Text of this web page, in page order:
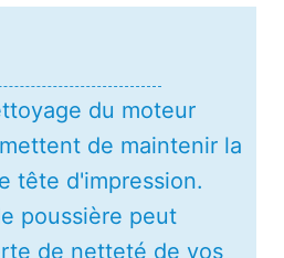
du moteur
de maintenir la
tête d'impression.
poussière peut
de netteté de vos